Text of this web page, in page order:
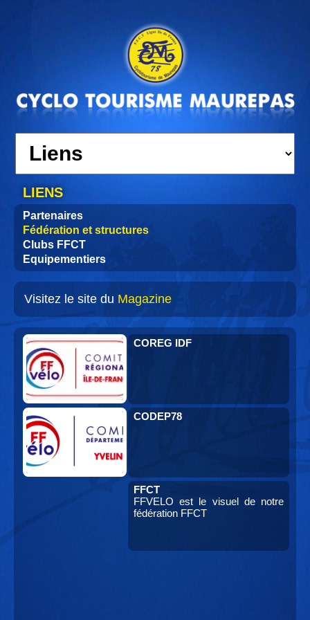
LIENS
Partenaires
Fédération et structures
Clubs FFCT
Equipementiers
Visitez le site du Magazine
COREG IDF
CODEP78
FFCT
FFVELO est le visuel de notre
fédération FFCT